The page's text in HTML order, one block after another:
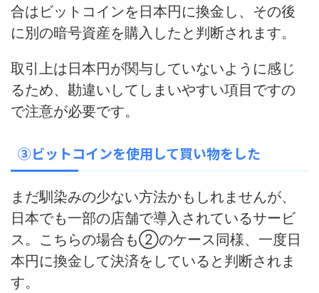
合はビットコインを日本円に換金し、その後
に別の暗号資産を購入したと判断されます。
取引上は日本円が関与していないように感じ
るため、勘違いしてしまいやすい項目ですの
で注意が必要です。
③ビットコインを使用して買い物をした
まだ馴染みの少ない方法かもしれませんが、
日本でも一部の店舗で導入されているサービ
ス。こちらの場合も②のケース同様、一度日
本円に換金して決済をしていると判断されま
す。